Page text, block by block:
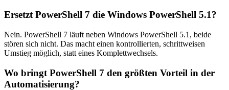
Ersetzt PowerShell 7 die Windows PowerShell 5.1?
Nein. PowerShell 7 läuft neben Windows PowerShell 5.1, beide
stören sich nicht. Das macht einen kontrollierten, schrittweisen
Umstieg möglich, statt eines Komplettwechsels.
Wo bringt PowerShell 7 den größten Vorteil in der
Automatisierung?